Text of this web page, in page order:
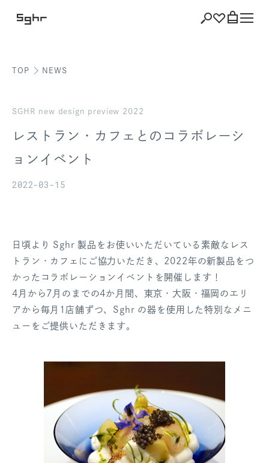
ショッピングバッグを見る
お気に入り
TOP NEWS
SGHR new design preview 2022
レストラン・カフェとのコラボレーシ
ョンイベント
2022-03-15
日頃より Sghr 製品をお使いいただいている素敵なレス
トラン・カフェにご協力いただき、2022年の新製品をつ
かったコラボレーションイベントを開催します！
4月から7月のまでの4か月間、東京・大阪・福岡のエリ
アから毎月1店舗ずつ、Sghr の器を使用した特別なメニ
ューをご提供いただきます。